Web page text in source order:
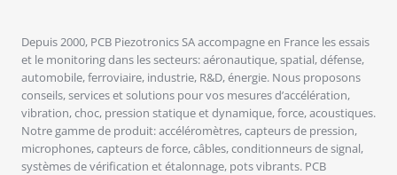
Depuis 2000, PCB Piezotronics SA accompagne en France les essais
et le monitoring dans les secteurs: aéronautique, spatial, défense,
automobile, ferroviaire, industrie, R&D, énergie. Nous proposons
conseils, services et solutions pour vos mesures d’accélération,
vibration, choc, pression statique et dynamique, force, acoustiques.
Notre gamme de produit: accéléromètres, capteurs de pression,
microphones, capteurs de force, câbles, conditionneurs de signal,
systèmes de vérification et étalonnage, pots vibrants. PCB